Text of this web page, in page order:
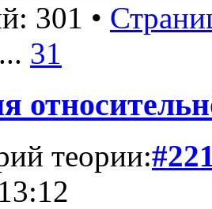
301 •
... 31
теории: